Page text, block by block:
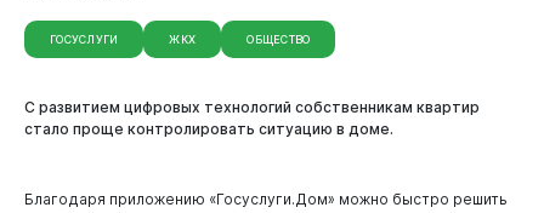
ГОСУСЛУГИ ЖКХ ОБЩЕСТВО
С развитием цифровых технологий собственникам квартир
стало проще контролировать ситуацию в доме.
Благодаря приложению «Госуслуги.Дом» можно быстро решить